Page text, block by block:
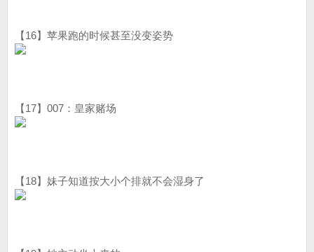
【16】苹果跑的时候甚至没变姿势
【17】007：皇家赌场
【18】妹子知道按大小个排就不会湿身了